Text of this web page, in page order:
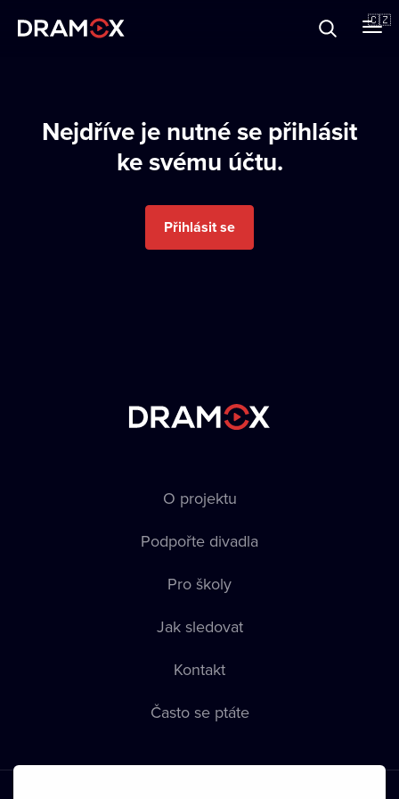
🇨🇿
Registrujte se
Nejdříve je nutné se přihlásit
ke svému účtu.
Přihlásit se
O projektu
Podpořte divadla
Pro školy
Jak sledovat
Kontakt
Často se ptáte